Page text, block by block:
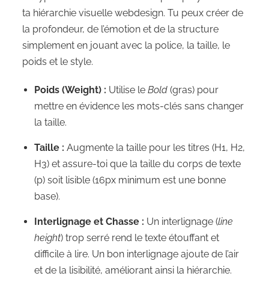
ta hiérarchie visuelle webdesign. Tu peux créer de
la profondeur, de l’émotion et de la structure
simplement en jouant avec la police, la taille, le
poids et le style.
Poids (Weight) : Utilise leBold (gras) pour
mettre en évidence les mots-clés sans changer
la taille.
Taille : Augmente la taille pour les titres (H1, H2,
H3) et assure-toi que la taille du corps de texte
(p) soit lisible (16px minimum est une bonne
base).
Interlignage et Chasse : Un interlignage (line
height) trop serré rend le texte étouffant et
difficile à lire. Un bon interlignage ajoute de l’air
et de la lisibilité, améliorant ainsi la hiérarchie.